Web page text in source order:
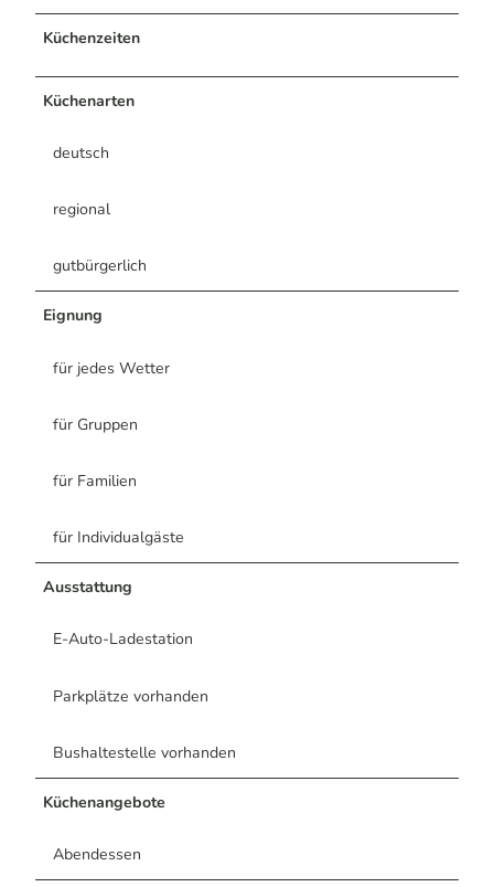
Küchenzeiten
Küchenarten
deutsch
regional
gutbürgerlich
Eignung
für jedes Wetter
für Gruppen
für Familien
für Individualgäste
Ausstattung
E-Auto-Ladestation
Parkplätze vorhanden
Bushaltestelle vorhanden
Küchenangebote
Abendessen